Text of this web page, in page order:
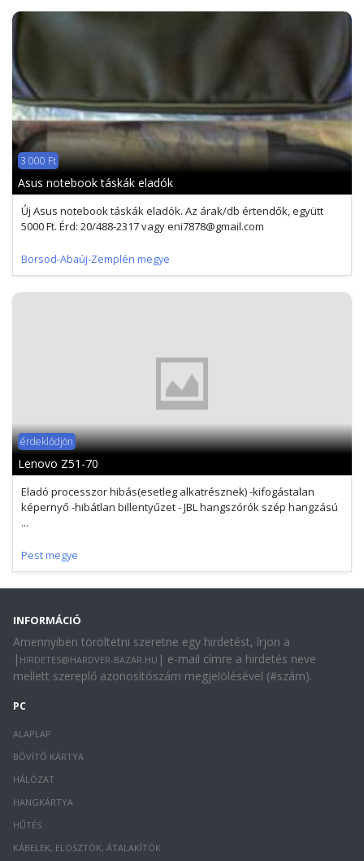
3 000 Ft
Asus notebook táskák eladók
Új Asus notebook táskák eladók. Az árak/db értendők, együtt
5000 Ft. Érd: 20/488-2317 vagy eni7878@gmail.com
Borsod-Abaúj-Zemplén megye
érdeklődjön
Lenovo Z51-70
Eladó processzor hibás(esetleg alkatrésznek) -kifogástalan
képernyő -hibátlan billentyűzet - JBL hangszórók szép hangzású
...
Pest megye
INFORMÁCIÓ
Amennyiben töröltetni szeretne egy hirdetést, írjon a
| HIRDETES@HARDVER-BAZAR.HU | e-mail címre a hirdetés neve
mellett szereplő azonosítószám megjelölésével (#szám).
PC
ALAPLAP
BŐVÍTŐ KÁRTYA
HÁLÓZAT
HANGKÁRTYA
HŰTÉS
KÁBELEK, ELOSZTÓK, ÁTALAKÍTÓK